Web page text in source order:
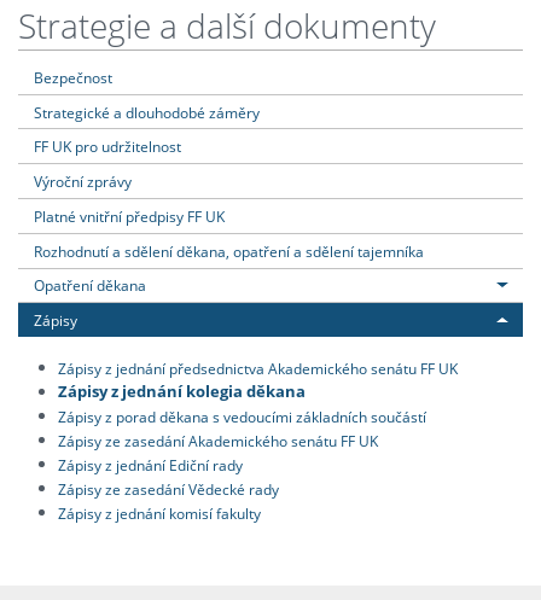
Strategie a další dokumenty
Bezpečnost
Strategické a dlouhodobé záměry
FF UK pro udržitelnost
Výroční zprávy
Platné vnitřní předpisy FF UK
Rozhodnutí a sdělení děkana, opatření a sdělení tajemníka
Opatření děkana
Zápisy
Zápisy z jednání předsednictva Akademického senátu FF UK
Zápisy z jednání kolegia děkana
Zápisy z porad děkana s vedoucími základních součástí
Zápisy ze zasedání Akademického senátu FF UK
Zápisy z jednání Ediční rady
Zápisy ze zasedání Vědecké rady
Zápisy z jednání komisí fakulty